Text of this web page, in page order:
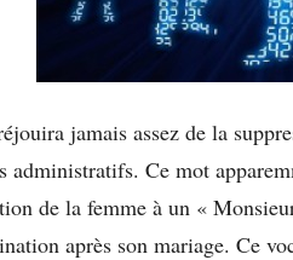
jamais assez de la
administratifs. Ce mot
de la femme à un «
après son mariage. Ce